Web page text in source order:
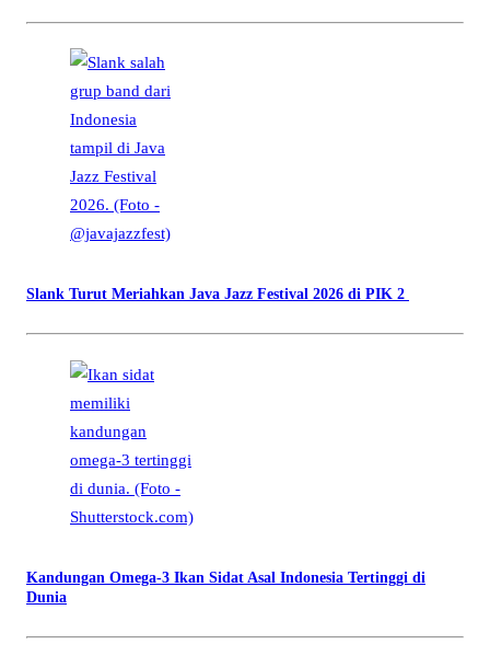
Slank Turut Meriahkan Java Jazz Festival 2026 di PIK 2
Kandungan Omega-3 Ikan Sidat Asal Indonesia Tertinggi di
Dunia